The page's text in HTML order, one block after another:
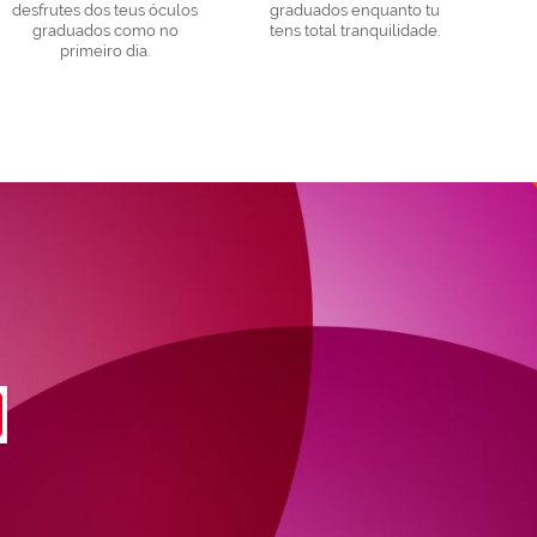
desfrutes dos teus óculos
graduados como no
primeiro dia.
graduados enquanto tu
tens total tranquilidade.